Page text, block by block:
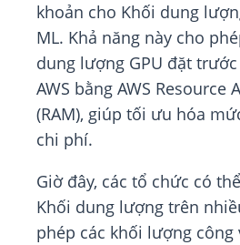
khoản cho Khối dung
ML. Khả năng này cho
dung lượng GPU đặt
AWS bằng AWS Resource
(RAM), giúp tối ưu hóa
chi phí.
Giờ đây, các tổ chức có
Khối dung lượng trên
phép các khối lượng